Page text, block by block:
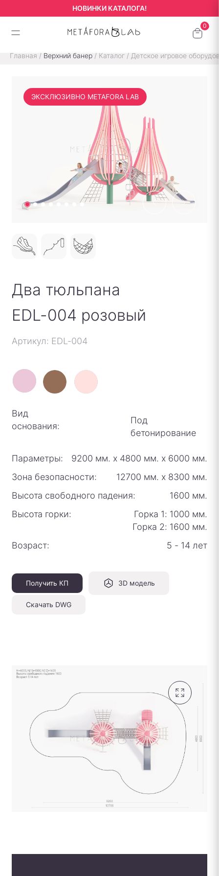
НОВИНКИ КАТАЛОГА!
Главная / Верхний банер / Каталог / Детское игровое
ЭКСКЛЮЗИВНО METAFORA LAB
Два тюльпана
EDL-004 розовый
Артикул: EDL-004
Вид
основания:
Под
бетонирование
Параметры: 9200 мм. х 4800 мм. х 6000 мм.
Зона безопасности:
12700 мм. х 8300 мм.
Высота свободного падения:
1600 мм.
Высота горки:
Горка 1: 1000 мм.
Горка 2: 1600 мм.
Возраст:
5 - 14 лет
Получить КП 3D модель
Скачать DWG